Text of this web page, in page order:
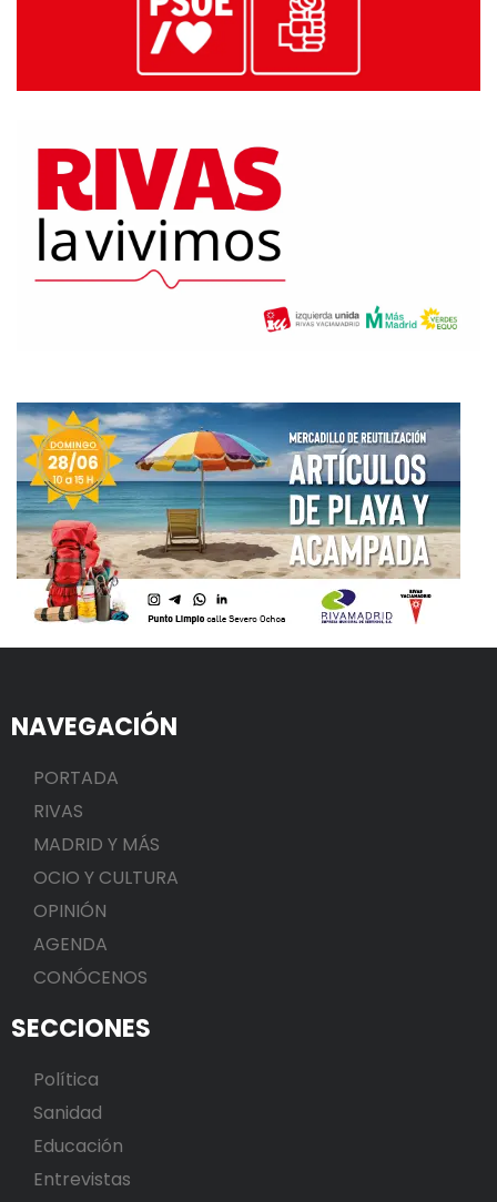
NAVEGACIÓN
PORTADA
RIVAS
MADRID Y MÁS
OCIO Y CULTURA
OPINIÓN
AGENDA
CONÓCENOS
SECCIONES
Política
Sanidad
Educación
Entrevistas